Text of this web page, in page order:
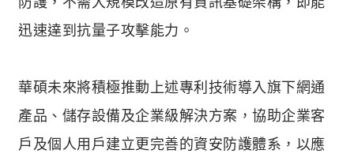
迅速達到抗量子攻擊能力。
華碩未來將積極推動上述專利技術導入旗下網通
產品、儲存設備及企業級解決方案，協助企業客
戶及個人用戶建立更完善的資安防護體系，以應